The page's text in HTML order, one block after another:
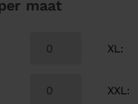
maat
XL :
XXL :